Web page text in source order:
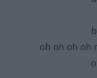
oh oh oh oh